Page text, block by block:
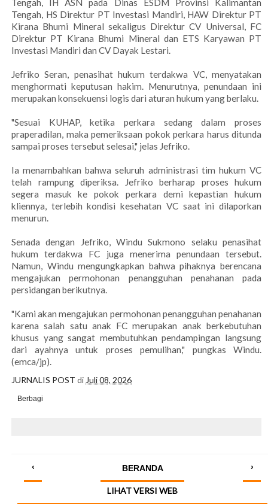
Tengah, IH ASN pada Dinas ESDM Provinsi Kalimantan
Tengah, HS Direktur PT Investasi Mandiri, HAW Direktur PT
Kirana Bhumi Mineral sekaligus Direktur CV Universal, FC
Direktur PT Kirana Bhumi Mineral dan ETS Karyawan PT
Investasi Mandiri dan CV Dayak Lestari.
Jefriko Seran, penasihat hukum terdakwa VC, menyatakan
menghormati keputusan hakim. Menurutnya, penundaan ini
merupakan konsekuensi logis dari aturan hukum yang berlaku.
"Sesuai KUHAP, ketika perkara sedang dalam proses
praperadilan, maka pemeriksaan pokok perkara harus ditunda
sampai proses tersebut selesai," jelas Jefriko.
Ia menambahkan bahwa seluruh administrasi tim hukum VC
telah rampung diperiksa. Jefriko berharap proses hukum
segera masuk ke pokok perkara demi kepastian hukum
kliennya, terlebih kondisi kesehatan VC saat ini dilaporkan
menurun.
Senada dengan Jefriko, Windu Sukmono selaku penasihat
hukum terdakwa FC juga menerima penundaan tersebut.
Namun, Windu mengungkapkan bahwa pihaknya berencana
mengajukan permohonan penangguhan penahanan pada
persidangan berikutnya.
"Kami akan mengajukan permohonan penangguhan penahanan
karena salah satu anak FC merupakan anak berkebutuhan
khusus yang sangat membutuhkan pendampingan langsung
dari ayahnya untuk proses pemulihan," pungkas Windu.
(emca/jp).
JURNALIS POST di Juli 08, 2026
Berbagi
‹ ›
BERANDA
LIHAT VERSI WEB